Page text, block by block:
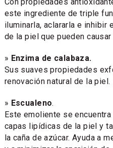
este ingrediente de triple
iluminarla, aclararla e
de la piel que pueden
» Enzima de calabaza.
Sus suaves propiedades
renovación natural de la piel.
» Escualeno.
Este emoliente se
capas lipídicas de la piel y
la caña de azúcar. Ayuda a